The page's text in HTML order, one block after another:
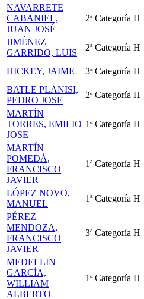
NAVARRETE
CABANIEL,
JUAN JOSÉ
2ª Categoría H
JIMÉNEZ
GARRIDO, LUIS
2ª Categoría H
HICKEY, JAIME 3ª Categoría H
BATLE PLANISI,
PEDRO JOSE
2ª Categoría H
MARTÍN
TORRES, EMILIO
JOSE
1ª Categoría H
MARTÍN
POMEDÁ,
FRANCISCO
JAVIER
1ª Categoría H
LÓPEZ NOVO,
MANUEL
1ª Categoría H
PÉREZ
MENDOZA,
FRANCISCO
JAVIER
3ª Categoría H
MEDELLIN
GARCÍA,
WILLIAM
ALBERTO
1ª Categoría H